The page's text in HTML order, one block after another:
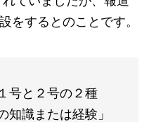
をするとのことです。
号と２号の２種
知識または経験」